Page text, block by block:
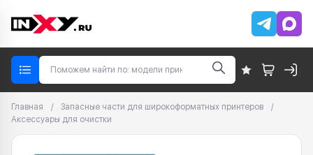
Главная / Запасные части для широкоформатных принтеров
/
Аксессуары для очистки